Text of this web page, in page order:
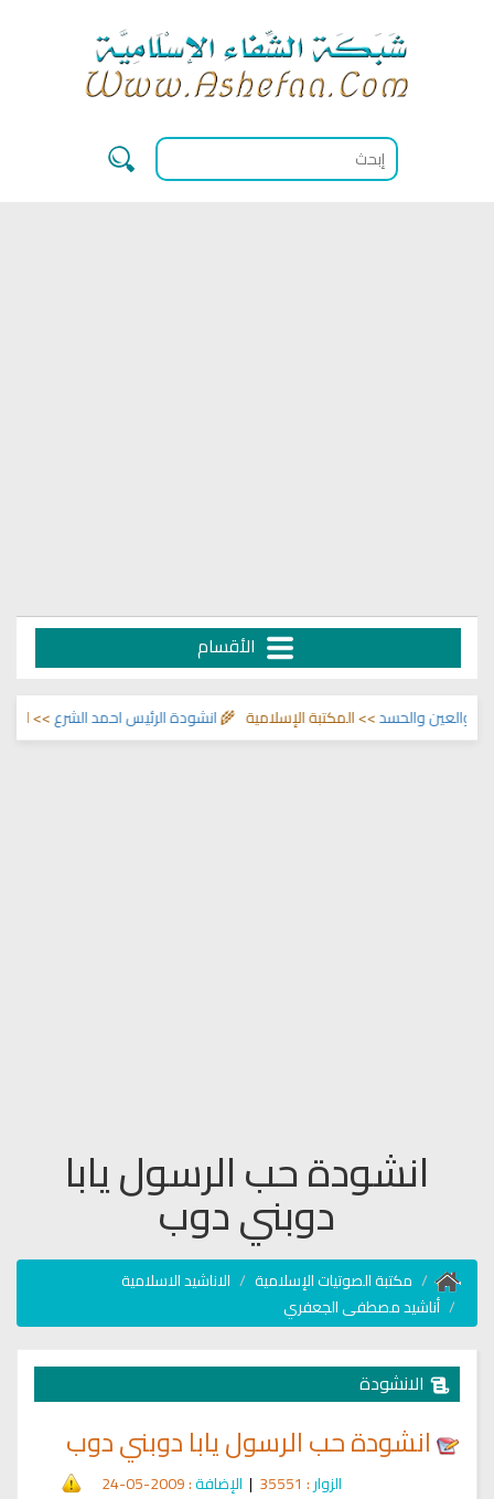
الأقسام
انشودة الرئيس احمد الشرع>> اناشيد والحسد>> المكتبة الإسلامية 🌾
انشودة حب الرسول يابا
دوبني دوب
مكتبة الصوتيات الإسلامية
الاناشيد الاسلامية
أناشيد مصطفى الجعفري
الانشودة
انشودة حب الرسول يابا دوبني دوب
الزوار: 35551
| الإضافة: 2009-05-24